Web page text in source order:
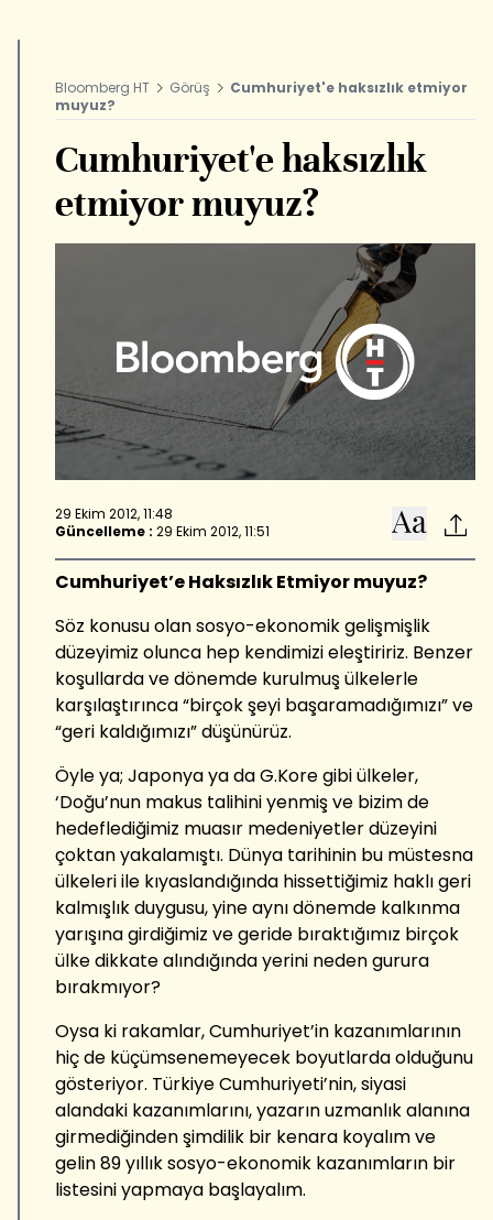
Bloomberg HT Görüş
Cumhuriyet'e haksızlık etmiyor
muyuz?
Cumhuriyet'e haksızlık
etmiyor muyuz?
29 Ekim 2012, 11:48
Güncelleme : 29 Ekim 2012, 11:51
Cumhuriyet’e Haksızlık Etmiyor muyuz?
Söz konusu olan sosyo-ekonomik gelişmişlik
düzeyimiz olunca hep kendimizi eleştiririz. Benzer
koşullarda ve dönemde kurulmuş ülkelerle
karşılaştırınca “birçok şeyi başaramadığımızı” ve
“geri kaldığımızı” düşünürüz.
Öyle ya; Japonya ya da G.Kore gibi ülkeler,
‘Doğu’nun makus talihini yenmiş ve bizim de
hedeflediğimiz muasır medeniyetler düzeyini
çoktan yakalamıştı. Dünya tarihinin bu müstesna
ülkeleri ile kıyaslandığında hissettiğimiz haklı geri
kalmışlık duygusu, yine aynı dönemde kalkınma
yarışına girdiğimiz ve geride bıraktığımız birçok
ülke dikkate alındığında yerini neden gurura
bırakmıyor?
Oysa ki rakamlar, Cumhuriyet’in kazanımlarının
hiç de küçümsenemeyecek boyutlarda olduğunu
gösteriyor. Türkiye Cumhuriyeti’nin, siyasi
alandaki kazanımlarını, yazarın uzmanlık alanına
girmediğinden şimdilik bir kenara koyalım ve
gelin 89 yıllık sosyo-ekonomik kazanımların bir
listesini yapmaya başlayalım.